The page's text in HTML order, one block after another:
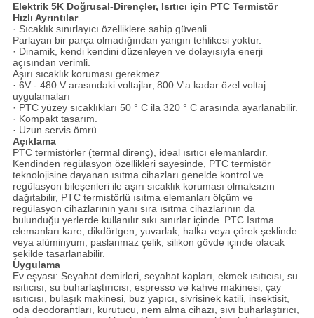
Elektrik 5K Doğrusal-Dirençler, Isıtıcı için PTC Termistör
Hızlı Ayrıntılar
· Sıcaklık sınırlayıcı özelliklere sahip güvenli.
Parlayan bir parça olmadığından yangın tehlikesi yoktur.
· Dinamik, kendi kendini düzenleyen ve dolayısıyla enerji
açısından verimli.
Aşırı sıcaklık koruması gerekmez.
· 6V - 480 V arasındaki voltajlar; 800 V'a kadar özel voltaj
uygulamaları
· PTC yüzey sıcaklıkları 50 ° C ila 320 ° C arasında ayarlanabilir.
· Kompakt tasarım.
· Uzun servis ömrü.
Açıklama
PTC termistörler (termal direnç), ideal ısıtıcı elemanlardır.
Kendinden regülasyon özellikleri sayesinde, PTC termistör
teknolojisine dayanan ısıtma cihazları genelde kontrol ve
regülasyon bileşenleri ile aşırı sıcaklık koruması olmaksızın
dağıtabilir, PTC termistörlü ısıtma elemanları ölçüm ve
regülasyon cihazlarının yanı sıra ısıtma cihazlarının da
bulunduğu yerlerde kullanılır sıkı sınırlar içinde. PTC Isıtma
elemanları kare, dikdörtgen, yuvarlak, halka veya çörek şeklinde
veya alüminyum, paslanmaz çelik, silikon gövde içinde olacak
şekilde tasarlanabilir.
Uygulama
Ev eşyası: Seyahat demirleri, seyahat kapları, ekmek ısıtıcısı, su
ısıtıcısı, su buharlaştırıcısı, espresso ve kahve makinesi, çay
ısıtıcısı, bulaşık makinesi, buz yapıcı, sivrisinek katili, insektisit,
oda deodorantları, kurutucu, nem alma cihazı, sıvı buharlaştırıcı,